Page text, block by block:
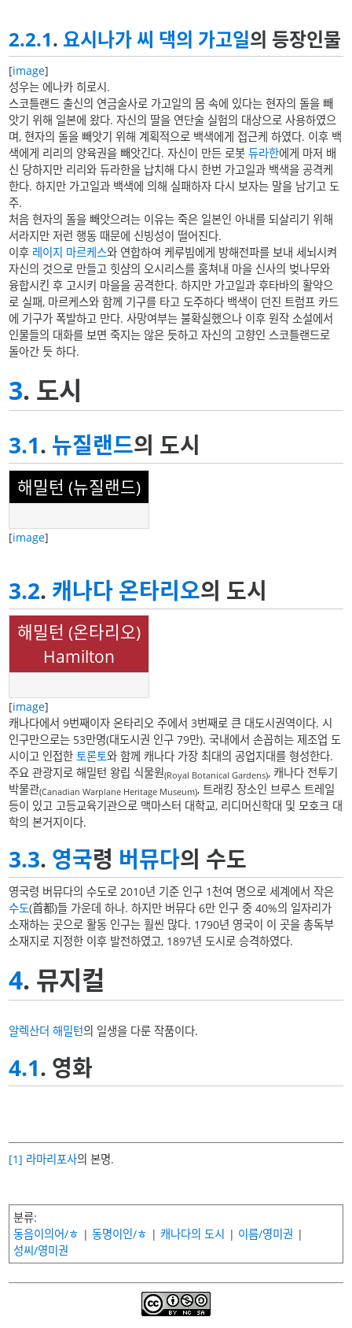
2.2.1. 요시나가 씨 댁의 가고일의 등장인물
[image]
성우는 에나카 히로시.
스코틀랜드 출신의 연금술사로 가고일의 몸 속에 있다는 현자의 돌을 빼
앗기 위해 일본에 왔다. 자신의 딸을 연단술 실험의 대상으로 사용하였으
며, 현자의 돌을 빼앗기 위해 계획적으로 백색에게 접근케 하였다. 이후 백
색에게 리리의 양육권을 빼앗긴다. 자신이 만든 로봇듀라한에게 마저 배
신 당하지만 리리와 듀라한을 납치해 다시 한번 가고일과 백색을 공격케
한다. 하지만 가고일과 백색에 의해 실패하자 다시 보자는 말을 남기고 도
주.
처음 현자의 돌을 빼앗으려는 이유는 죽은 일본인 아내를 되살리기 위해
서라지만 저런 행동 때문에 신빙성이 떨어진다.
이후 레이지 마르케스와 연합하여 케루빔에게 방해전파를 보내 세뇌시켜
자신의 것으로 만들고 힛샴의 오시리스를 훔쳐내 마을 신사의 벚나무와
융합시킨 후 고시키 마을을 공격한다. 하지만 가고일과 후타바의 활약으
로 실패, 마르케스와 함께 기구를 타고 도주하다 백색이 던진 트럼프 카드
에 기구가 폭발하고 만다. 사망여부는 불확실했으나 이후 원작 소설에서
인물들의 대화를 보면 죽지는 않은 듯하고 자신의 고향인 스코틀랜드로
돌아간 듯 하다.
3. 도시
3.1. 뉴질랜드의 도시
해밀턴 (뉴질랜드)
[image]
3.2. 캐나다 온타리오의 도시
해밀턴 (온타리오)
Hamilton
[image]
캐나다에서 9번째이자 온타리오 주에서 3번째로 큰 대도시권역이다. 시
인구만으로는 53만명(대도시권 인구 79만). 국내에서 손꼽히는 제조업 도
시이고 인접한 토론토와 함께 캐나다 가장 최대의 공업지대를 형성한다.
주요 관광지로 해밀턴 왕립 식물원(Royal Botanical Gardens), 캐나다 전투기
박물관(Canadian Warplane Heritage Museum), 트래킹 장소인 브루스 트레일
등이 있고 고등교육기관으로 맥마스터 대학교, 리디머신학대 및 모호크 대
학의 본거지이다.
3.3. 영국령 버뮤다의 수도
영국령 버뮤다의 수도로 2010년 기준 인구 1천여 명으로 세계에서 작은
수도(首都)들 가운데 하나. 하지만 버뮤다 6만 인구 중 40%의 일자리가
소재하는 곳으로 활동 인구는 훨씬 많다. 1790년 영국이 이 곳을 총독부
소재지로 지정한 이후 발전하였고, 1897년 도시로 승격하였다.
4. 뮤지컬
알렉산더 해밀턴의 일생을 다룬 작품이다.
4.1. 영화
[1] 라마리포사의 본명.
분류
동음이의어/ㅎ
동명이인/ㅎ 캐나다의 도시
이름/영미권
성씨/영미권